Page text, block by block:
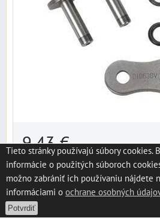
9,43 €s DPH
Dostupnosť:dodanie do 3 dní
DO KOŠÍKA
Tieto stránky používajú súbory cookies.
informácie o použitých súboroch
možno zabrániť ich používaniu nájdete
informáciami o ochrane osobných
Potvrdiť